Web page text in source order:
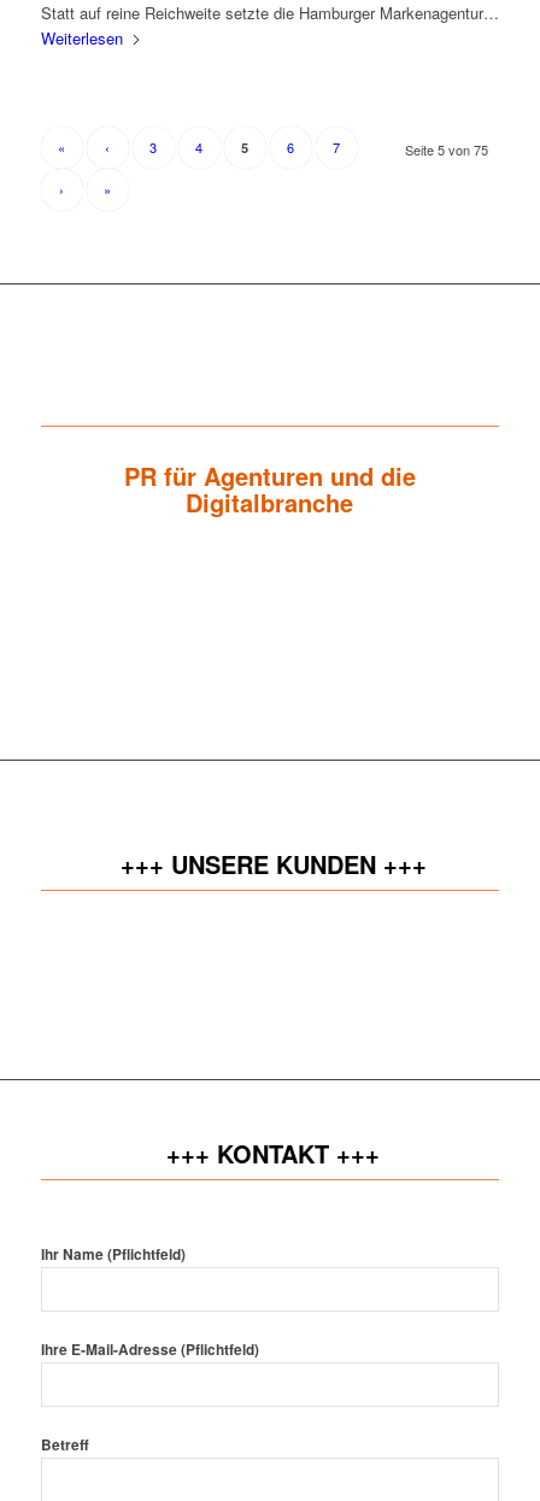
Statt auf reine Reichweite setzte die Hamburger Markenagentur…
Weiterlesen
Seite 5 von 75
« ‹ 3 4 5 6 7
› »
PR für Agenturen und die
Digitalbranche
+++ UNSERE KUNDEN +++
+++ KONTAKT +++
Ihr Name (Pflichtfeld)
Ihre E-Mail-Adresse (Pflichtfeld)
Betreff